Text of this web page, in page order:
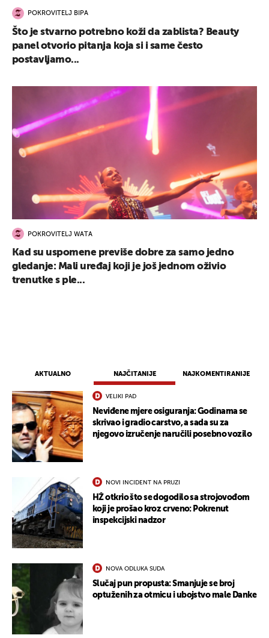
AKTUALNO NAJČITANIJE NAJKOMENTIRANIJE
VELIKI PAD
Neviđene mjere osiguranja: Godinama se
skrivao i gradio carstvo, a sada su za
njegovo izručenje naručili posebno vozilo
NOVI INCIDENT NA PRUZI
HŽ otkrio što se dogodilo sa strojovođom
koji je prošao kroz crveno: Pokrenut
inspekcijski nadzor
NOVA ODLUKA SUDA
Slučaj pun propusta: Smanjuje se broj
optuženih za otmicu i ubojstvo male Danke
POKROVITELJ BIPA
Što je stvarno potrebno koži da zablista? Beauty
panel otvorio pitanja koja si i same često
postavljamo...
POKROVITELJ WATA
Kad su uspomene previše dobre za samo jedno
gledanje: Mali uređaj koji je još jednom oživio
trenutke s ple...